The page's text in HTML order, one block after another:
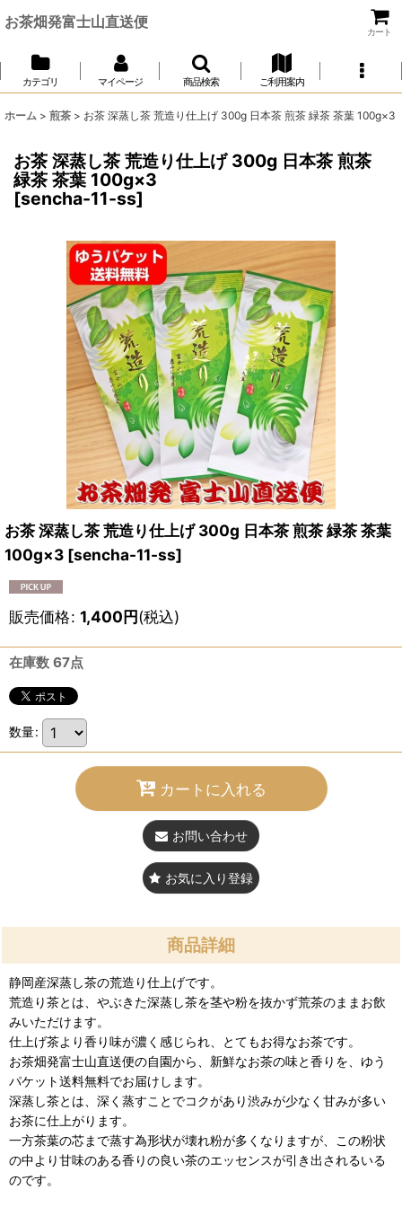
お茶畑発富士山直送便
カート
カテゴリ マイページ 商品検索 ご利用案内
ホーム > 煎茶 > お茶 深蒸し茶 荒造り仕上げ 300g 日本茶 煎茶 緑茶 茶葉 100g×3
お茶 深蒸し茶 荒造り仕上げ 300g 日本茶 煎茶
緑茶 茶葉 100g×3
[sencha-11-ss]
お茶 深蒸し茶 荒造り仕上げ 300g 日本茶 煎茶 緑茶 茶葉
100g×3 [sencha-11-ss]
販売価格: 1,400円(税込)
在庫数 67点
数量:
カートに入れる
お問い合わせ
お気に入り登録
商品詳細
静岡産深蒸し茶の荒造り仕上げです。
荒造り茶とは、やぶきた深蒸し茶を茎や粉を抜かず荒茶のままお飲
みいただけます。
仕上げ茶より香り味が濃く感じられ、とてもお得なお茶です。
お茶畑発富士山直送便の自園から、新鮮なお茶の味と香りを、ゆう
パケット送料無料でお届けします。
深蒸し茶とは、深く蒸すことでコクがあり渋みが少なく甘みが多い
お茶に仕上がります。
一方茶葉の芯まで蒸す為形状が壊れ粉が多くなりますが、この粉状
の中より甘味のある香りの良い茶のエッセンスが引き出されるいる
のです。